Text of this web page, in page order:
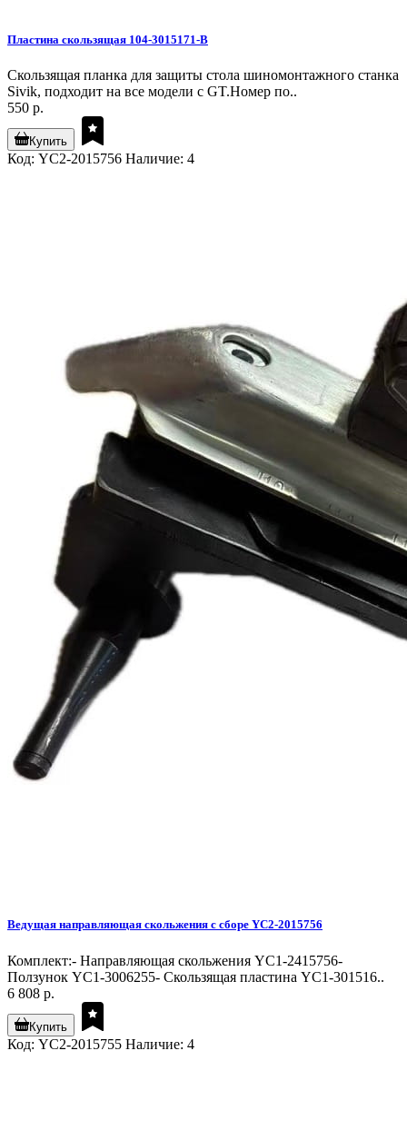
Пластина скользящая 104-3015171-B
Скользящая планка для защиты стола шиномонтажного станка
Sivik, подходит на все модели с GT.Номер по..
550 р.
Купить
Код: YC2-2015756 Наличие: 4
Ведущая направляющая скольжения с сборе YC2-2015756
Комплект:- Направляющая скольжения YC1-2415756-
Ползунок YC1-3006255- Скользящая пластина YC1-301516..
6 808 р.
Купить
Код: YC2-2015755 Наличие: 4